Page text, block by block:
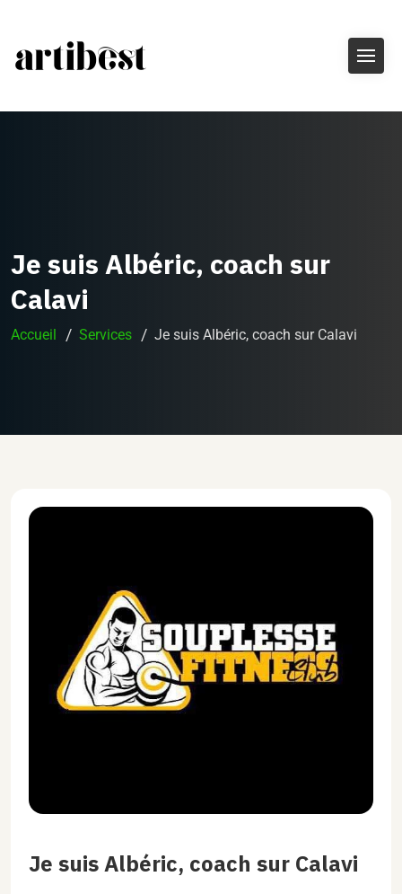
Je suis Albéric, coach sur
Calavi
Accueil Services Je suis Albéric, coach sur Calavi
Je suis Albéric, coach sur Calavi